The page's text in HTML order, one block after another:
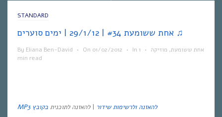
STANDARD
אחת ששומעת #34 | 29/1/12 | ימים סוערים ♫
By Eliana Ben-David • On 01/02/2012 • In אחת ששומעת, מוזיקה •
1
min read
להאזנה ולרשימות שידור |להאזנה לתוכנית בקובץMP3